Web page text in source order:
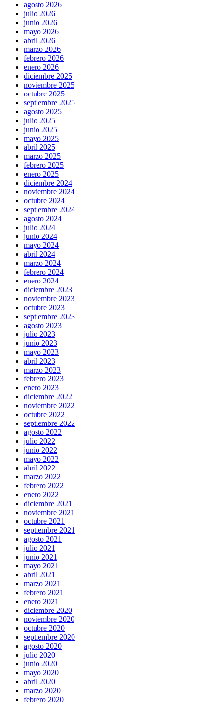
agosto 2026
julio 2026
junio 2026
mayo 2026
abril 2026
marzo 2026
febrero 2026
enero 2026
diciembre 2025
noviembre 2025
octubre 2025
septiembre 2025
agosto 2025
julio 2025
junio 2025
mayo 2025
abril 2025
marzo 2025
febrero 2025
enero 2025
diciembre 2024
noviembre 2024
octubre 2024
septiembre 2024
agosto 2024
julio 2024
junio 2024
mayo 2024
abril 2024
marzo 2024
febrero 2024
enero 2024
diciembre 2023
noviembre 2023
octubre 2023
septiembre 2023
agosto 2023
julio 2023
junio 2023
mayo 2023
abril 2023
marzo 2023
febrero 2023
enero 2023
diciembre 2022
noviembre 2022
octubre 2022
septiembre 2022
agosto 2022
julio 2022
junio 2022
mayo 2022
abril 2022
marzo 2022
febrero 2022
enero 2022
diciembre 2021
noviembre 2021
octubre 2021
septiembre 2021
agosto 2021
julio 2021
junio 2021
mayo 2021
abril 2021
marzo 2021
febrero 2021
enero 2021
diciembre 2020
noviembre 2020
octubre 2020
septiembre 2020
agosto 2020
julio 2020
junio 2020
mayo 2020
abril 2020
marzo 2020
febrero 2020